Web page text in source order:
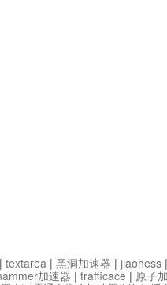
| textarea | 黑洞加速器 | jiaohess |
加速器 | trafficace | 原子